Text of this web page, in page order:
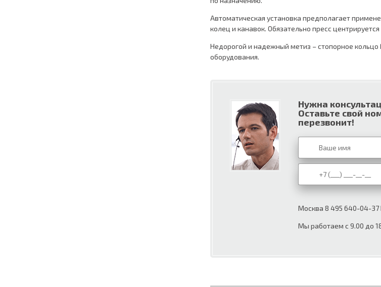
Автоматическая установка предполагает
колец и канавок. Обязательно пресс
Недорогой и надежный метиз – стопорное
оборудования.
Нужна
Оставьте свой
перезвонит!
Москва 8 495 640-04-37
Мы работаем с 9.00 до